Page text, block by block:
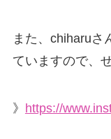
また、chiharuさ
ていますので、
》 https://